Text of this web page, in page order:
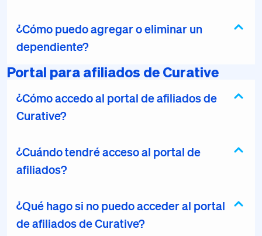
¿Cómo puedo agregar o eliminar un
dependiente?
Portal para afiliados de Curative
¿Cómo accedo al portal de afiliados de
Curative?
¿Cuándo tendré acceso al portal de
afiliados?
¿Qué hago si no puedo acceder al portal
de afiliados de Curative?